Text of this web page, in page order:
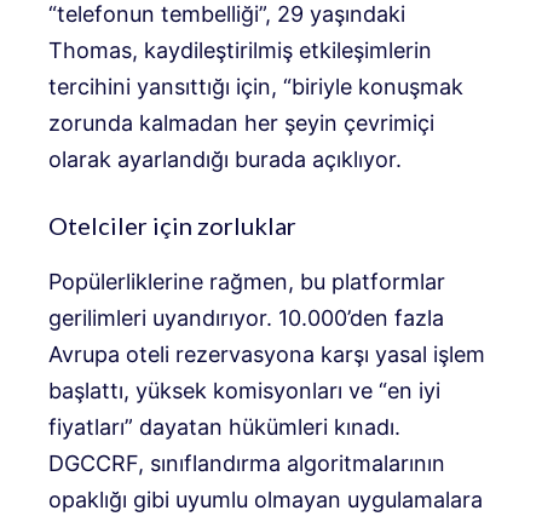
“telefonun tembelliği”, 29 yaşındaki
Thomas, kaydileştirilmiş etkileşimlerin
tercihini yansıttığı için, “biriyle konuşmak
zorunda kalmadan her şeyin çevrimiçi
olarak ayarlandığı burada açıklıyor.
Otelciler için zorluklar
Popülerliklerine rağmen, bu platformlar
gerilimleri uyandırıyor. 10.000’den fazla
Avrupa oteli rezervasyona karşı yasal işlem
başlattı, yüksek komisyonları ve “en iyi
fiyatları” dayatan hükümleri kınadı.
DGCCRF, sınıflandırma algoritmalarının
opaklığı gibi uyumlu olmayan uygulamalara